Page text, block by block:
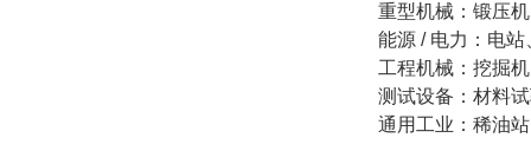
重型机械：锻压
能源 / 电力：电
工程机械：挖掘
测试设备：材料
通用工业：稀油